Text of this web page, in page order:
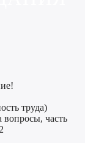
труда)
часть